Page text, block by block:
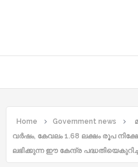
Home Government news
വര്‍ഷം, കേവലം 1.68 ലക്ഷം രൂപ
ലഭിക്കുന്ന ഈ കേന്ദ്ര